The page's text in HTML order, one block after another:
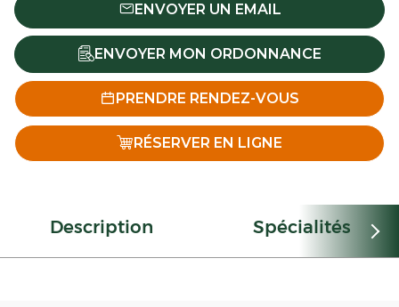
ENVOYER UN EMAIL
ENVOYER MON ORDONNANCE
PRENDRE RENDEZ-VOUS
RÉSERVER EN LIGNE
Description Spécialités